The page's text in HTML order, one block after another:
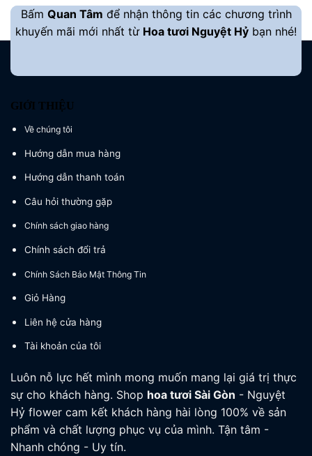
Bấm Quan Tâm để nhận thông tin các chương trình
khuyến mãi mới nhất từ Hoa tươi Nguyệt Hỷ bạn nhé!
GIỚI THIỆU
Về chúng tôi
Hướng dẫn mua hàng
Hướng dẫn thanh toán
Câu hỏi thường gặp
Chính sách giao hàng
Chính sách đổi trả
Chính Sách Bảo Mật Thông Tin
Giỏ Hàng
Liên hệ cửa hàng
Tài khoản của tôi
Luôn nỗ lực hết mình mong muốn mang lại giá trị thực
sự cho khách hàng. Shop hoa tươi Sài Gòn - Nguyệt
Hỷ flower cam kết khách hàng hài lòng 100% về sản
phẩm và chất lượng phục vụ của mình. Tận tâm -
Nhanh chóng - Uy tín.